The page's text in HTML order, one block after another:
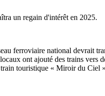
un regain d'intérêt en 2025.
ferroviaire national devrait
ont ajouté des trains vers
touristique « Miroir du